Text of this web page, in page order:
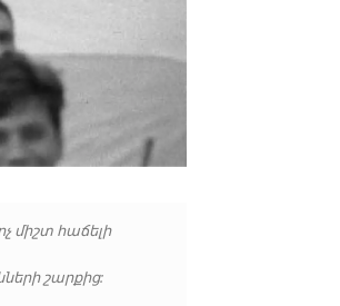
միշտ հաճելի
շարքից: